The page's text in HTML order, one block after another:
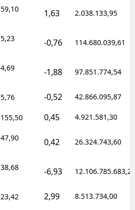
59,10 1,63 2.038.133,95
5,23 -0,76 114.680.039,61
4,69 -1,88 97.851.774,54
5,76 -0,52 42.866.095,87
155,50 0,45 4.921.581,30
47,90 0,42 26.324.743,60
38,68 -6,93 12.106.785.683,20
23,42 2,99 8.513.734,00